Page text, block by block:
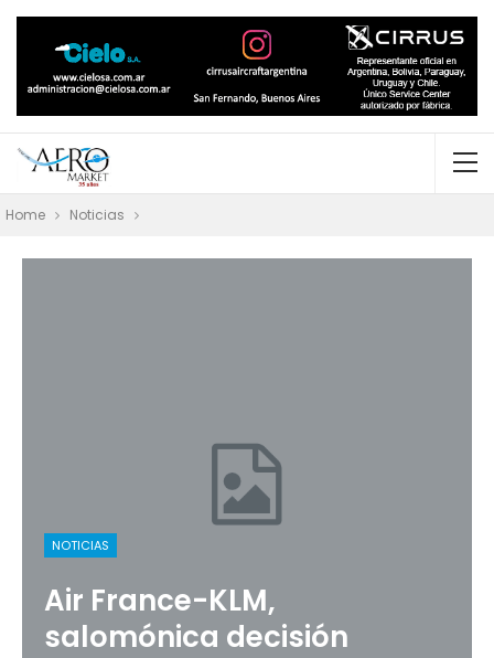
Home Noticias
NOTICIAS
Air France-KLM,
salomónica decisión